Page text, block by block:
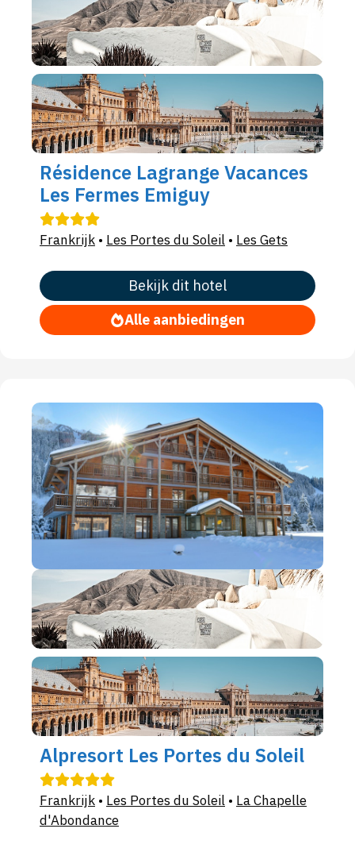
Résidence Lagrange Vacances
Les Fermes Emiguy
Frankrijk • Les Portes du Soleil • Les Gets
Bekijk dit hotel
Alle aanbiedingen
Alpresort Les Portes du Soleil
Frankrijk • Les Portes du Soleil • La Chapelle
d'Abondance